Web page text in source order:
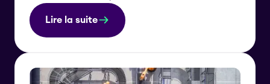
Lire la suite